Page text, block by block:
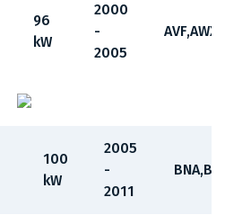
96
kW
2000
-
2005
AVF,AWX
100
kW
2005
-
2011